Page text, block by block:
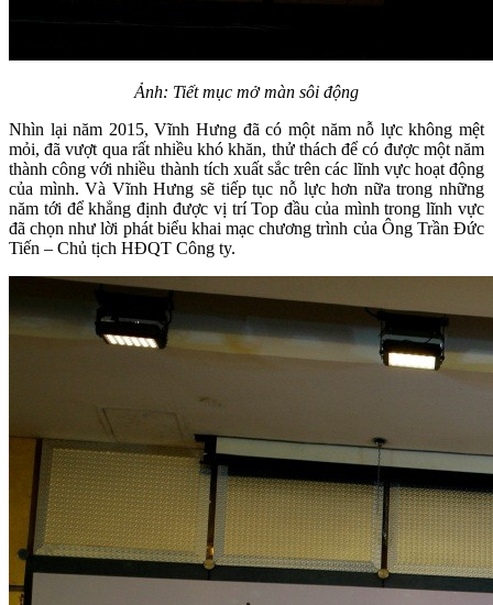
Ảnh: Tiết mục mở màn sôi động
Nhìn lại năm 2015, Vĩnh Hưng đã có một năm nỗ lực không mệt
mỏi, đã vượt qua rất nhiều khó khăn, thử thách để có được một năm
thành công với nhiều thành tích xuất sắc trên các lĩnh vực hoạt động
của mình. Và Vĩnh Hưng sẽ tiếp tục nỗ lực hơn nữa trong những
năm tới để khẳng định được vị trí Top đầu của mình trong lĩnh vực
đã chọn như lời phát biểu khai mạc chương trình của Ông Trần Đức
Tiến – Chủ tịch HĐQT Công ty.